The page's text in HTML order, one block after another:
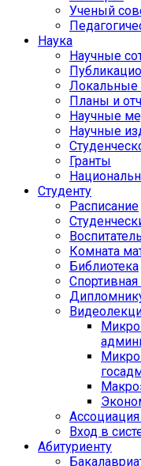
Ученый
Наука
Научные
Локальные
Планы и
Научные
Научные
Гранты
Студенту
Расписание
Комната
Библиотека
Вход в
Абитуриенту